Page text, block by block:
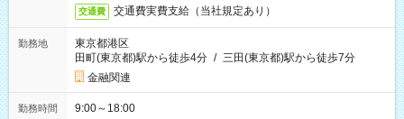
交通費 交通費実費支給（当社規定あり）
勤務地
東京都港区
田町(東京都)駅から徒歩4分 / 三田(東京都)駅から徒歩7分
金融関連
勤務時間 9:00～18:00